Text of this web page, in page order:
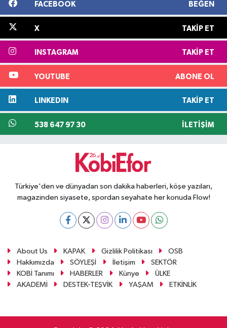
FACEBOOK BEĞEN
X TAKIP ET
INSTAGRAM TAKIP ET
YOUTUBE ABONE OL
LINKEDIN TAKIP ET
538 647 97 30 İLETIŞIM
Türkiye'den ve dünyadan son dakika haberleri, köşe yazıları,
magazinden siyasete, spordan seyahate her konuda Flow!
About Us KAPAK Gizlilik Politikası
OSB
Hakkımızda
SÖYLEŞİ İletişim
SEKTÖR
KOBİ Tanımı
HABERLER Künye
ÜLKE
AKADEMİ
DESTEK-TEŞVİK YAŞAM ETKİNLİK